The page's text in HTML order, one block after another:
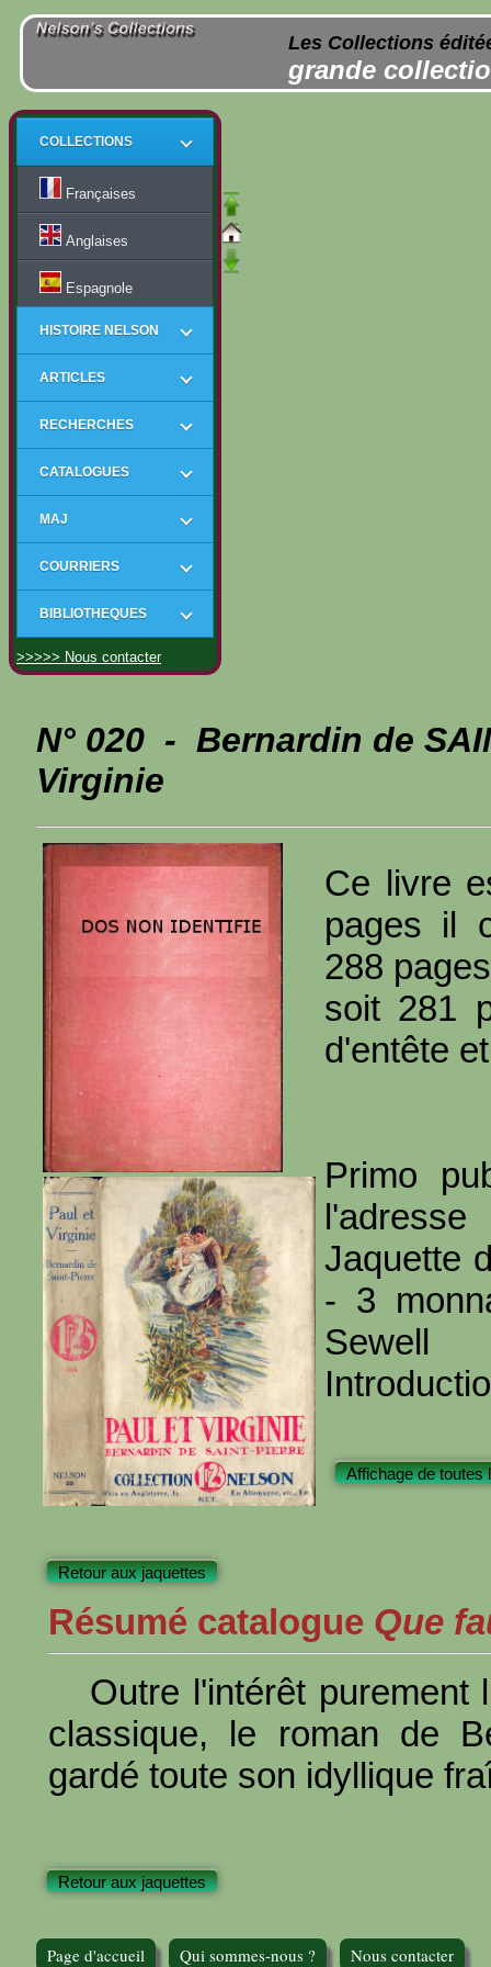
Les Collections
grande
COLLECTIONS
Françaises
Anglaises
Espagnole
HISTOIRE NELSON
ARTICLES
RECHERCHES
CATALOGUES
MAJ
COURRIERS
BIBLIOTHEQUES
>>>>> Nous contacter
N° 020 - Bernardin de
Virginie
Ce livre
pages il
288 pages
soit 281
d'entête
Primo
l'adresse
Jaquette
- 3
Sewell
Affichage de toutes
Retour aux jaquettes
Résumé catalogue Que
Outre l'intérêt purement
classique, le roman de
gardé toute son idyllique
Retour aux jaquettes
Page d'accueil Qui sommes-nous ? Nous contacter